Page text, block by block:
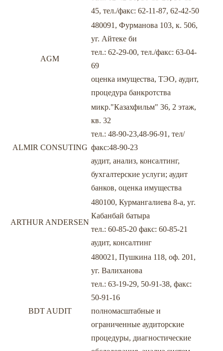
45, тел./факс: 62-11-87, 62-42-50
AGM
480091, Фурманова 103, к. 506,
уг. Айтеке би
тел.: 62-29-00, тел./факс: 63-04-
69
оценка имущества, ТЭО, аудит,
процедура банкротства
ALMIR CONSUTING
микр."Казахфильм" 36, 2 этаж,
кв. 32
тел.: 48-90-23,48-96-91, тел/
факс:48-90-23
аудит, анализ, консалтинг,
бухгалтерские услуги; аудит
банков, оценка имущества
ARTHUR ANDERSEN
480100, Курмангалиева 8-а, уг.
Кабанбай батыра
тел.: 60-85-20 факс: 60-85-21
аудит, консалтинг
BDT AUDIT
480021, Пушкина 118, оф. 201,
уг. Валиханова
тел.: 63-19-29, 50-91-38, факс:
50-91-16
полномасштабные и
ограниченные аудиторские
процедуры, диагностические